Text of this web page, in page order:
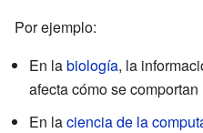
Por ejemplo:
En labiología, la
afecta cómo se
En laciencia de la